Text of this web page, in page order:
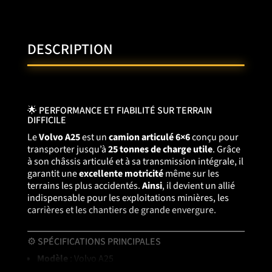
DESCRIPTION
🌟 PERFORMANCE ET FIABILITÉ SUR TERRAIN
DIFFICILE
LeVolvo A25est uncamion articulé 6×6conçu pour
transporter jusqu’à25 tonnes de charge utile. Grâce
à son châssis articulé et à sa transmission intégrale, il
garantit uneexcellente motricitémême sur les
terrains les plus accidentés.Ainsi, il devient un allié
indispensable pour les exploitations minières, les
carrières et les chantiers de grande envergure.
⚙️ SPÉCIFICATIONS PRINCIPALES
Modèle : Volvo A25